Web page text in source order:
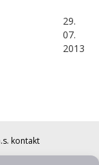
29.
07.
2013
kontakt